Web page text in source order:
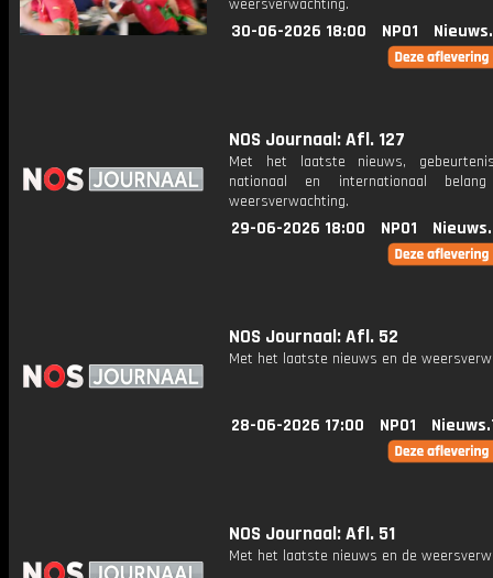
weersverwachting.
30-06-2026 18:00 NPO1
NOS Journaal: Afl. 127
Met het laatste nieuws,
nationaal en internationaal
weersverwachting.
29-06-2026 18:00 NPO1
NOS Journaal: Afl. 52
Met het laatste nieuws en de
28-06-2026 17:00 NPO1
NOS Journaal: Afl. 51
Met het laatste nieuws en de